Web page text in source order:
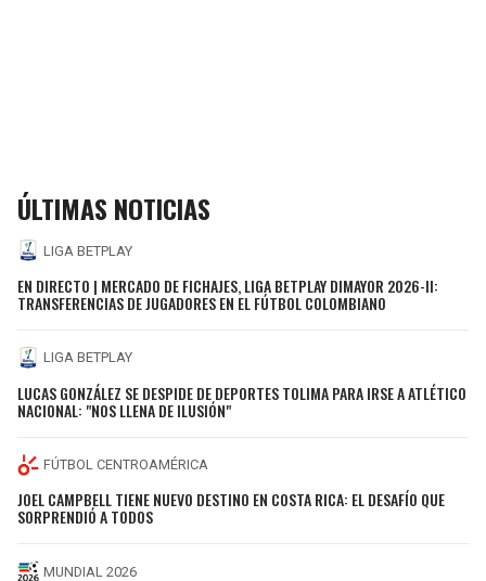
ÚLTIMAS NOTICIAS
LIGA BETPLAY
EN DIRECTO | MERCADO DE FICHAJES, LIGA BETPLAY DIMAYOR 2026-II:
TRANSFERENCIAS DE JUGADORES EN EL FÚTBOL COLOMBIANO
LIGA BETPLAY
LUCAS GONZÁLEZ SE DESPIDE DE DEPORTES TOLIMA PARA IRSE A ATLÉTICO
NACIONAL: "NOS LLENA DE ILUSIÓN"
FÚTBOL CENTROAMÉRICA
JOEL CAMPBELL TIENE NUEVO DESTINO EN COSTA RICA: EL DESAFÍO QUE
SORPRENDIÓ A TODOS
MUNDIAL 2026